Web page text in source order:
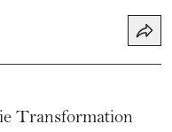
Transformation